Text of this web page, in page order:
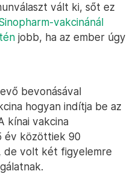
vált ki, sőt ez
vakcinánál
jobb, ha az ember úgy
bevonásával
hogyan indítja be az
kínai vakcina
év közöttiek 90
de volt két figyelemre